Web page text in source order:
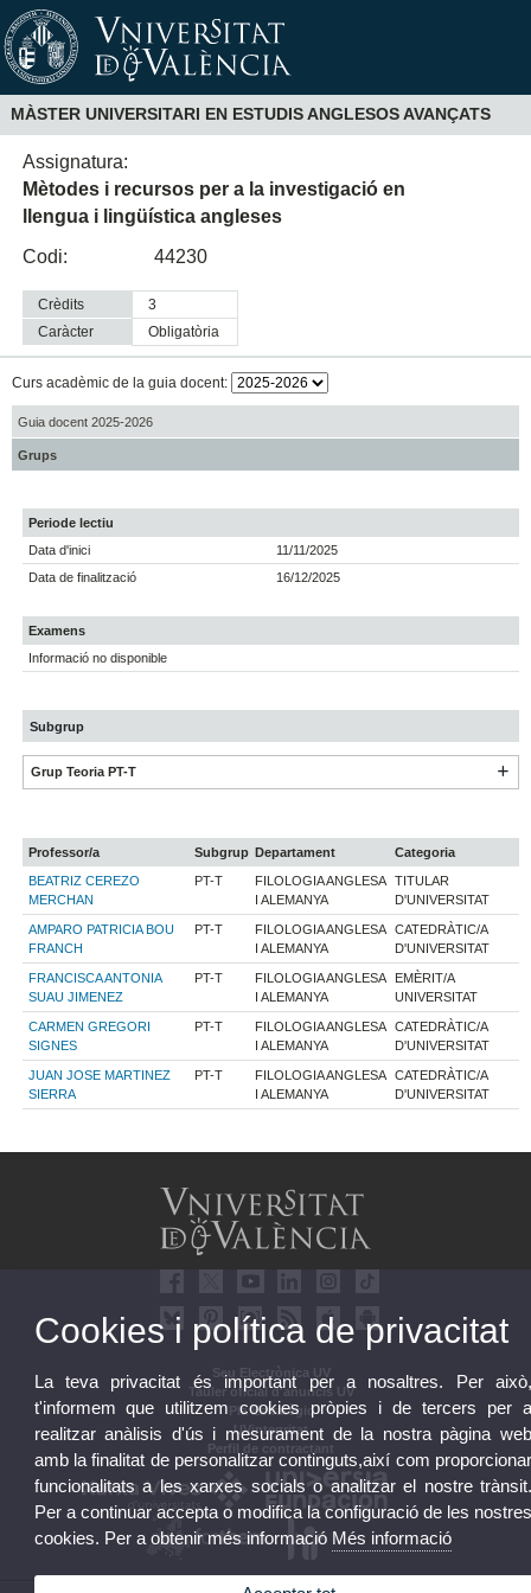
MÀSTER UNIVERSITARI EN ESTUDIS ANGLESOS AVANÇATS
Assignatura:
Mètodes i recursos per a la investigació en
llengua i lingüística angleses
Codi:
44230
Crèdits
3
Caràcter
obligatòria
Curs acadèmic de la guia docent:
Guia docent 2025-2026
Grups
Periode lectiu
Data d'inici
11/11/2025
Data de finalització
16/12/2025
Examens
Informació no disponible
Subgrup
Grup Teoria PT-T
Professor/a Subgrup Departament
Categoria
BEATRIZ CEREZO
MERCHAN
PT-T
FILOLOGIA ANGLESA
I ALEMANYA
TITULAR
D'UNIVERSITAT
AMPARO PATRICIA BOU
FRANCH
PT-T
FILOLOGIA ANGLESA
I ALEMANYA
CATEDRÀTIC/A
D'UNIVERSITAT
FRANCISCA ANTONIA
SUAU JIMENEZ
PT-T
FILOLOGIA ANGLESA
I ALEMANYA
EMÈRIT/A
UNIVERSITAT
CARMEN GREGORI
SIGNES
PT-T
FILOLOGIA ANGLESA
I ALEMANYA
CATEDRÀTIC/A
D'UNIVERSITAT
JUAN JOSE MARTINEZ
SIERRA
PT-T
FILOLOGIA ANGLESA
I ALEMANYA
CATEDRÀTIC/A
D'UNIVERSITAT
Seu Electrònica UV
Tauler oficial d'anuncis UV
Pla Estratègic
UVintegritat
Perfil de contractant
Cookies i política de privacitat
La teva privacitat és important per a nosaltres. Per
t'informem que utilitzem cookies pròpies i de tercers per
realitzar anàlisis d'ús i mesurament de la nostra pàgina
amb la finalitat de personalitzar continguts,així com
funcionalitats a les xarxes socials o analitzar el nostre
Per a continuar accepta o modifica la configuració de les
cookies. Per a obtenir més informació Més informació